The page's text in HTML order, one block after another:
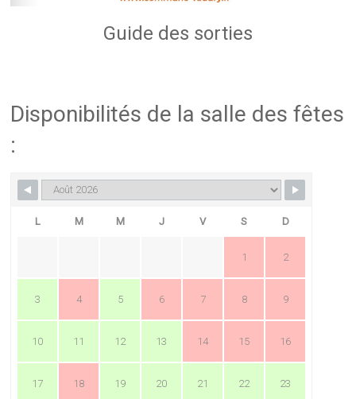
Guide des sorties
Disponibilités de la salle des fêtes
:
L M M J V S D
1 2
3 4 5 6 7 8 9
10 11 12 13 14 15 16
17 18 19 20 21 22 23